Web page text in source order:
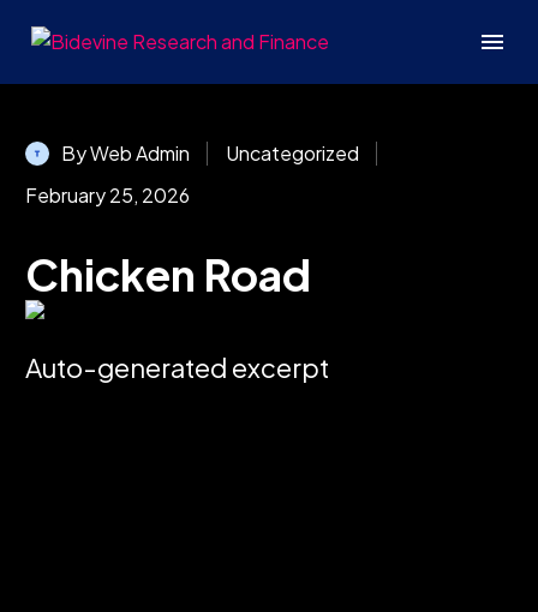
By Web Admin
Uncategorized
February 25, 2026
Chicken Road
Auto-generated excerpt